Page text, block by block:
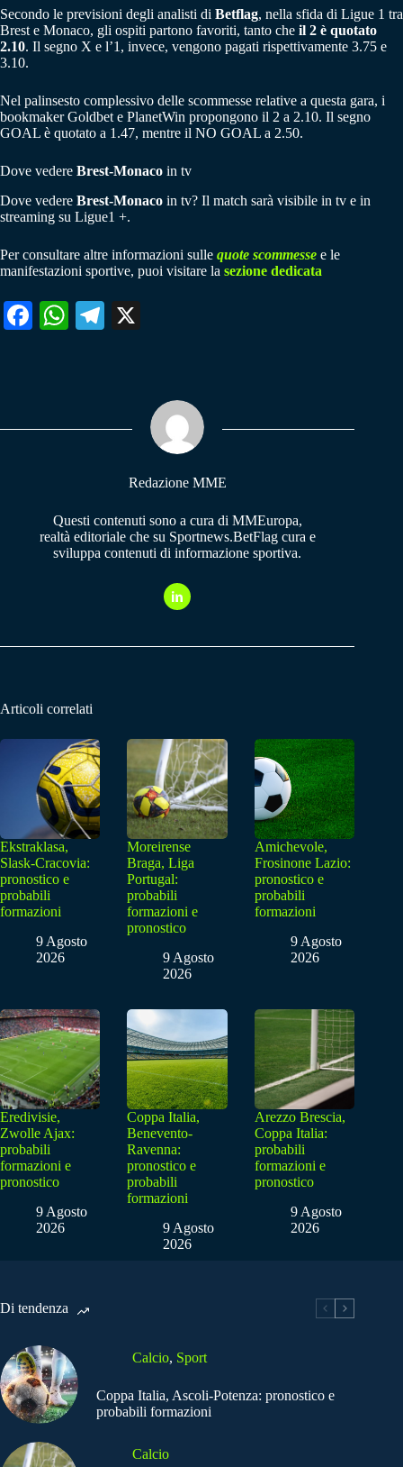
Secondo le previsioni degli analisti di Betflag, nella sfida di Ligue 1 tra
Brest e Monaco, gli ospiti partono favoriti, tanto che il 2 è quotato
2.10. Il segno X e l’1, invece, vengono pagati rispettivamente 3.75 e
3.10.
Nel palinsesto complessivo delle scommesse relative a questa gara, i
bookmaker Goldbet e PlanetWin propongono il 2 a 2.10. Il segno
GOAL è quotato a 1.47, mentre il NO GOAL a 2.50.
Dove vedere Brest-Monaco in tv
Dove vedere Brest-Monaco in tv? Il match sarà visibile in tv e in
streaming su Ligue1 +.
Per consultare altre informazioni sulle quote scommesse e le
manifestazioni sportive, puoi visitare la sezione dedicata
Fa W
pp
Te
m
Redazione MME
Questi contenuti sono a cura di MMEuropa,
realtà editoriale che su Sportnews.BetFlag cura e
sviluppa contenuti di informazione sportiva.
Articoli correlati
Ekstraklasa,
Slask-Cracovia:
pronostico e
probabili
formazioni
9 Agosto
2026
Moreirense
Braga, Liga
Portugal:
probabili
formazioni e
pronostico
9 Agosto
2026
Amichevole,
Frosinone Lazio:
pronostico e
probabili
formazioni
9 Agosto
2026
Eredivisie,
Zwolle Ajax:
probabili
formazioni e
pronostico
9 Agosto
2026
Coppa Italia,
Benevento-
Ravenna:
pronostico e
probabili
formazioni
9 Agosto
2026
Arezzo Brescia,
Coppa Italia:
probabili
formazioni e
pronostico
9 Agosto
2026
Di tendenza
Calcio, Sport
Coppa Italia, Ascoli-Potenza: pronostico e
probabili formazioni
Calcio